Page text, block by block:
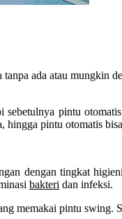
ada atau
pintu
pintu otomatis
dengan tingkat
bakteri dan infeksi.
memakai pintu swing.